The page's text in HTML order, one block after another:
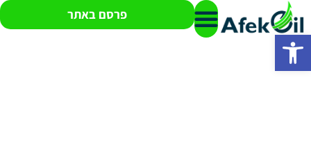
פתח סרגל נגישות
פרסם באתר